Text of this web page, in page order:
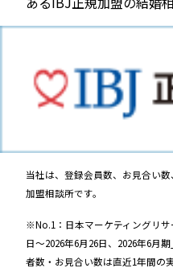
当社は、登録会員数、お見合い
加盟相談所です。
※No.1：日本マーケティングリ
日～2026年6月26日、2026年6月
者数・お見合い数は直近1年間の